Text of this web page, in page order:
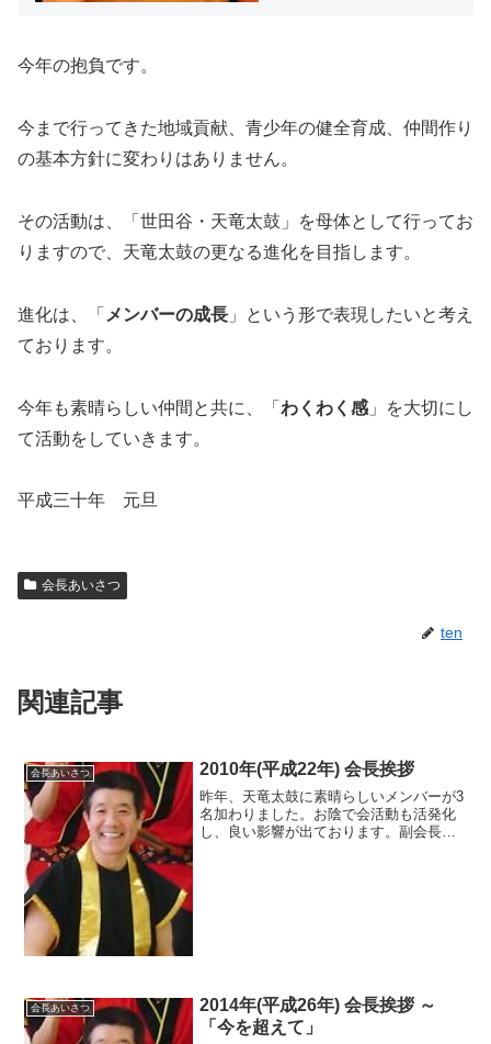
今年の抱負です。
今まで行ってきた地域貢献、青少年の健全育成、仲間作り
の基本方針に変わりはありません。
その活動は、「世田谷・天竜太鼓」を母体として行ってお
りますので、天竜太鼓の更なる進化を目指します。
進化は、「 メンバーの成長 」という形で表現したいと考え
ております。
今年も素晴らしい仲間と共に、「 わくわく感 」を大切にし
て活動をしていきます。
平成三十年 元旦
会長あいさつ
ten
関連記事
会長あいさつ 2010年(平成22年) 会長挨拶
昨年、天竜太鼓に素晴らしいメンバーが3
名加わりました。お陰で会活動も活発化
し、良い影響が出ております。副会長の
会長あいさつ
2014年(平成26年) 会長挨拶 ～
「今を超えて」